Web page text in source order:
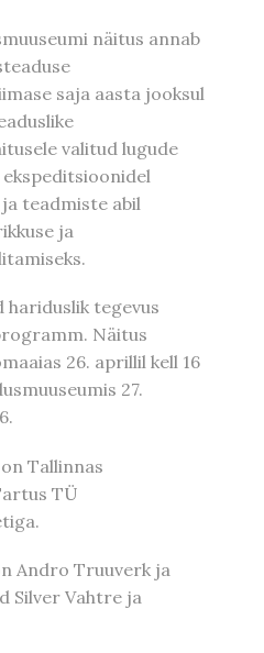
näitus annab
saja aasta jooksul
valitud lugude
ekspeditsioonidel
teadmiste abil
ja
hariduslik tegevus
Näitus
26. aprillil kell 16
27.
Tallinnas
TÜ
Andro Truuverk ja
Silver Vahtre ja